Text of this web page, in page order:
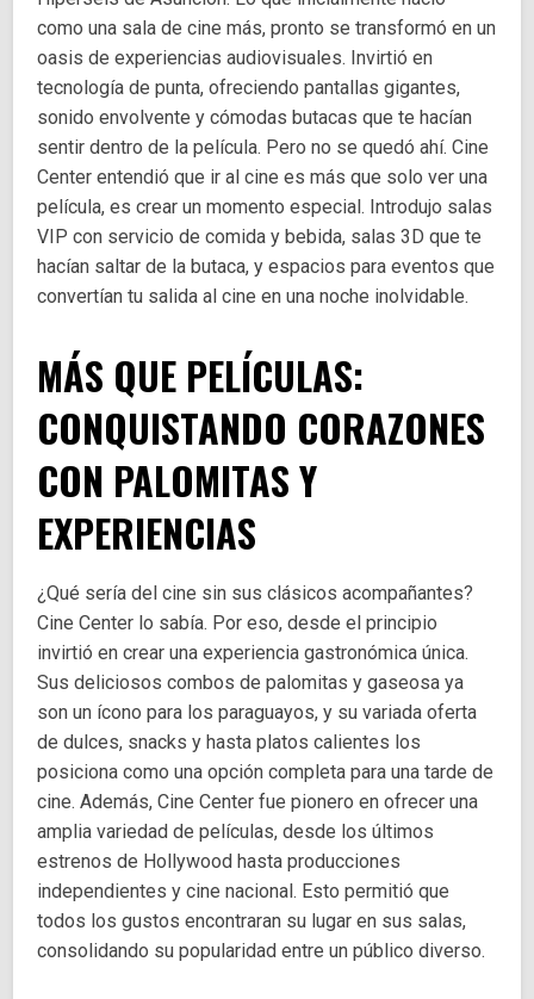
como una sala de cine más, pronto se transformó en un
oasis de experiencias audiovisuales. Invirtió en
tecnología de punta, ofreciendo pantallas gigantes,
sonido envolvente y cómodas butacas que te hacían
sentir dentro de la película. Pero no se quedó ahí. Cine
Center entendió que ir al cine es más que solo ver una
película, es crear un momento especial. Introdujo salas
VIP con servicio de comida y bebida, salas 3D que te
hacían saltar de la butaca, y espacios para eventos que
convertían tu salida al cine en una noche inolvidable.
MÁS QUE PELÍCULAS:
CONQUISTANDO CORAZONES
CON PALOMITAS Y
EXPERIENCIAS
¿Qué sería del cine sin sus clásicos acompañantes?
Cine Center lo sabía. Por eso, desde el principio
invirtió en crear una experiencia gastronómica única.
Sus deliciosos combos de palomitas y gaseosa ya
son un ícono para los paraguayos, y su variada oferta
de dulces, snacks y hasta platos calientes los
posiciona como una opción completa para una tarde de
cine. Además, Cine Center fue pionero en ofrecer una
amplia variedad de películas, desde los últimos
estrenos de Hollywood hasta producciones
independientes y cine nacional. Esto permitió que
todos los gustos encontraran su lugar en sus salas,
consolidando su popularidad entre un público diverso.